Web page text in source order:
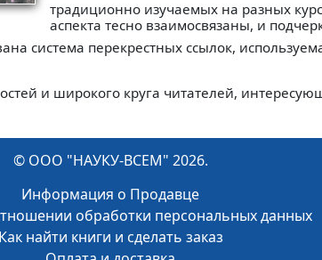
традиционно изучаемых на разных
аспекта тесно взаимосвязаны, и
система перекрестных ссылок,
и широкого круга читателей,
© ООО "НАУКУ-ВСЕМ" 2026.
Информация о Продавце
обработки персональных данных
Как найти книги и сделать заказ